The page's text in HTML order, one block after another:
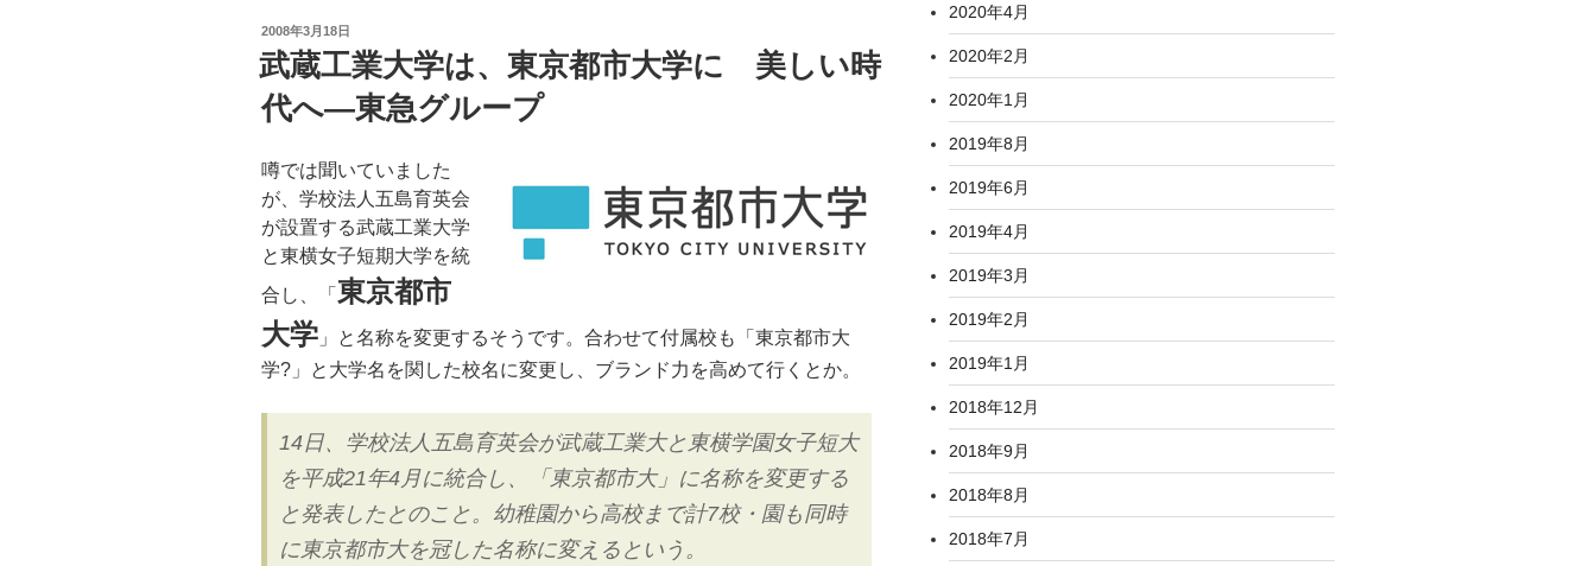
Tech
だ
け
じ
ゃ
な
い”
の
投
稿
日:
2008年3月18日
武蔵工業大学は、東京都市大学に 美しい時
代へ—東急グループ
噂では聞いていました
が、学校法人五島育英会
が設置する武蔵工業大学
と東横女子短期大学を統
合し、「 東京都市
大学 」と名称を変更するそうです。合わせて付属校も「東京都市大
学?」と大学名を関した校名に変更し、ブランド力を高めて行くとか。
14日、学校法人五島育英会が武蔵工業大と東横学園女子短大
を平成21年4月に統合し、「東京都市大」に名称を変更する
と発表したとのこと。幼稚園から高校まで計7校・園も同時
に東京都市大を冠した名称に変えるという。
2020年4月
2020年2月
2020年1月
2019年8月
2019年6月
2019年4月
2019年3月
2019年2月
2019年1月
2018年12月
2018年9月
2018年8月
2018年7月